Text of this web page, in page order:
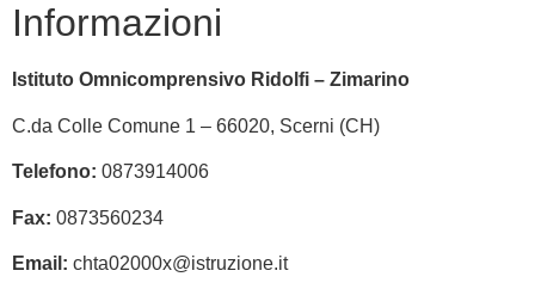
Informazioni
Istituto Omnicomprensivo Ridolfi – Zimarino
C.da Colle Comune 1 – 66020, Scerni (CH)
Telefono: 0873914006
Fax: 0873560234
Email: chta02000x@istruzione.it